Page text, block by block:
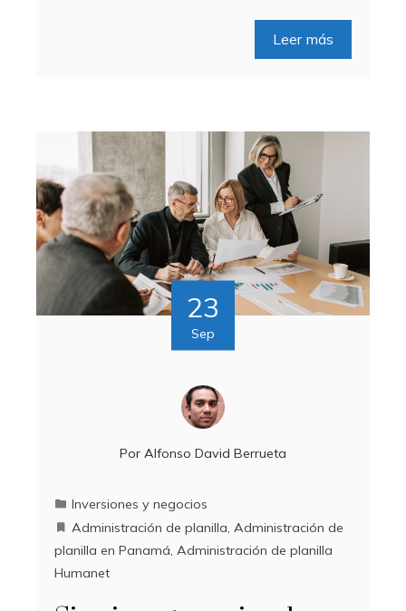
Leer más
23
Sep
Por Alfonso David Berrueta
Inversiones y negocios
Administración de planilla, Administración de
planilla en Panamá, Administración de planilla
Humanet